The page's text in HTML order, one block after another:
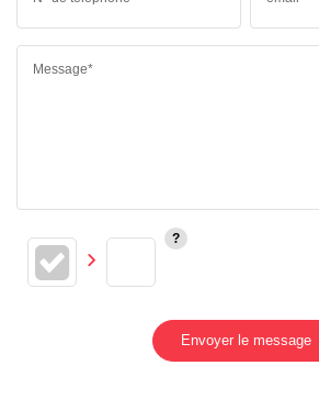
Message*
Envoyer le message